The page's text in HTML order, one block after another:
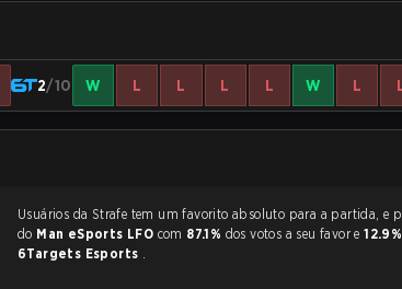
2/10 W L L L L W L
Usuários da Strafe tem um favorito absoluto para a partida, e preveem a vitória
do Man eSports LFO com 87.1% dos votos a seu favor e12.9%
6Targets Esports .